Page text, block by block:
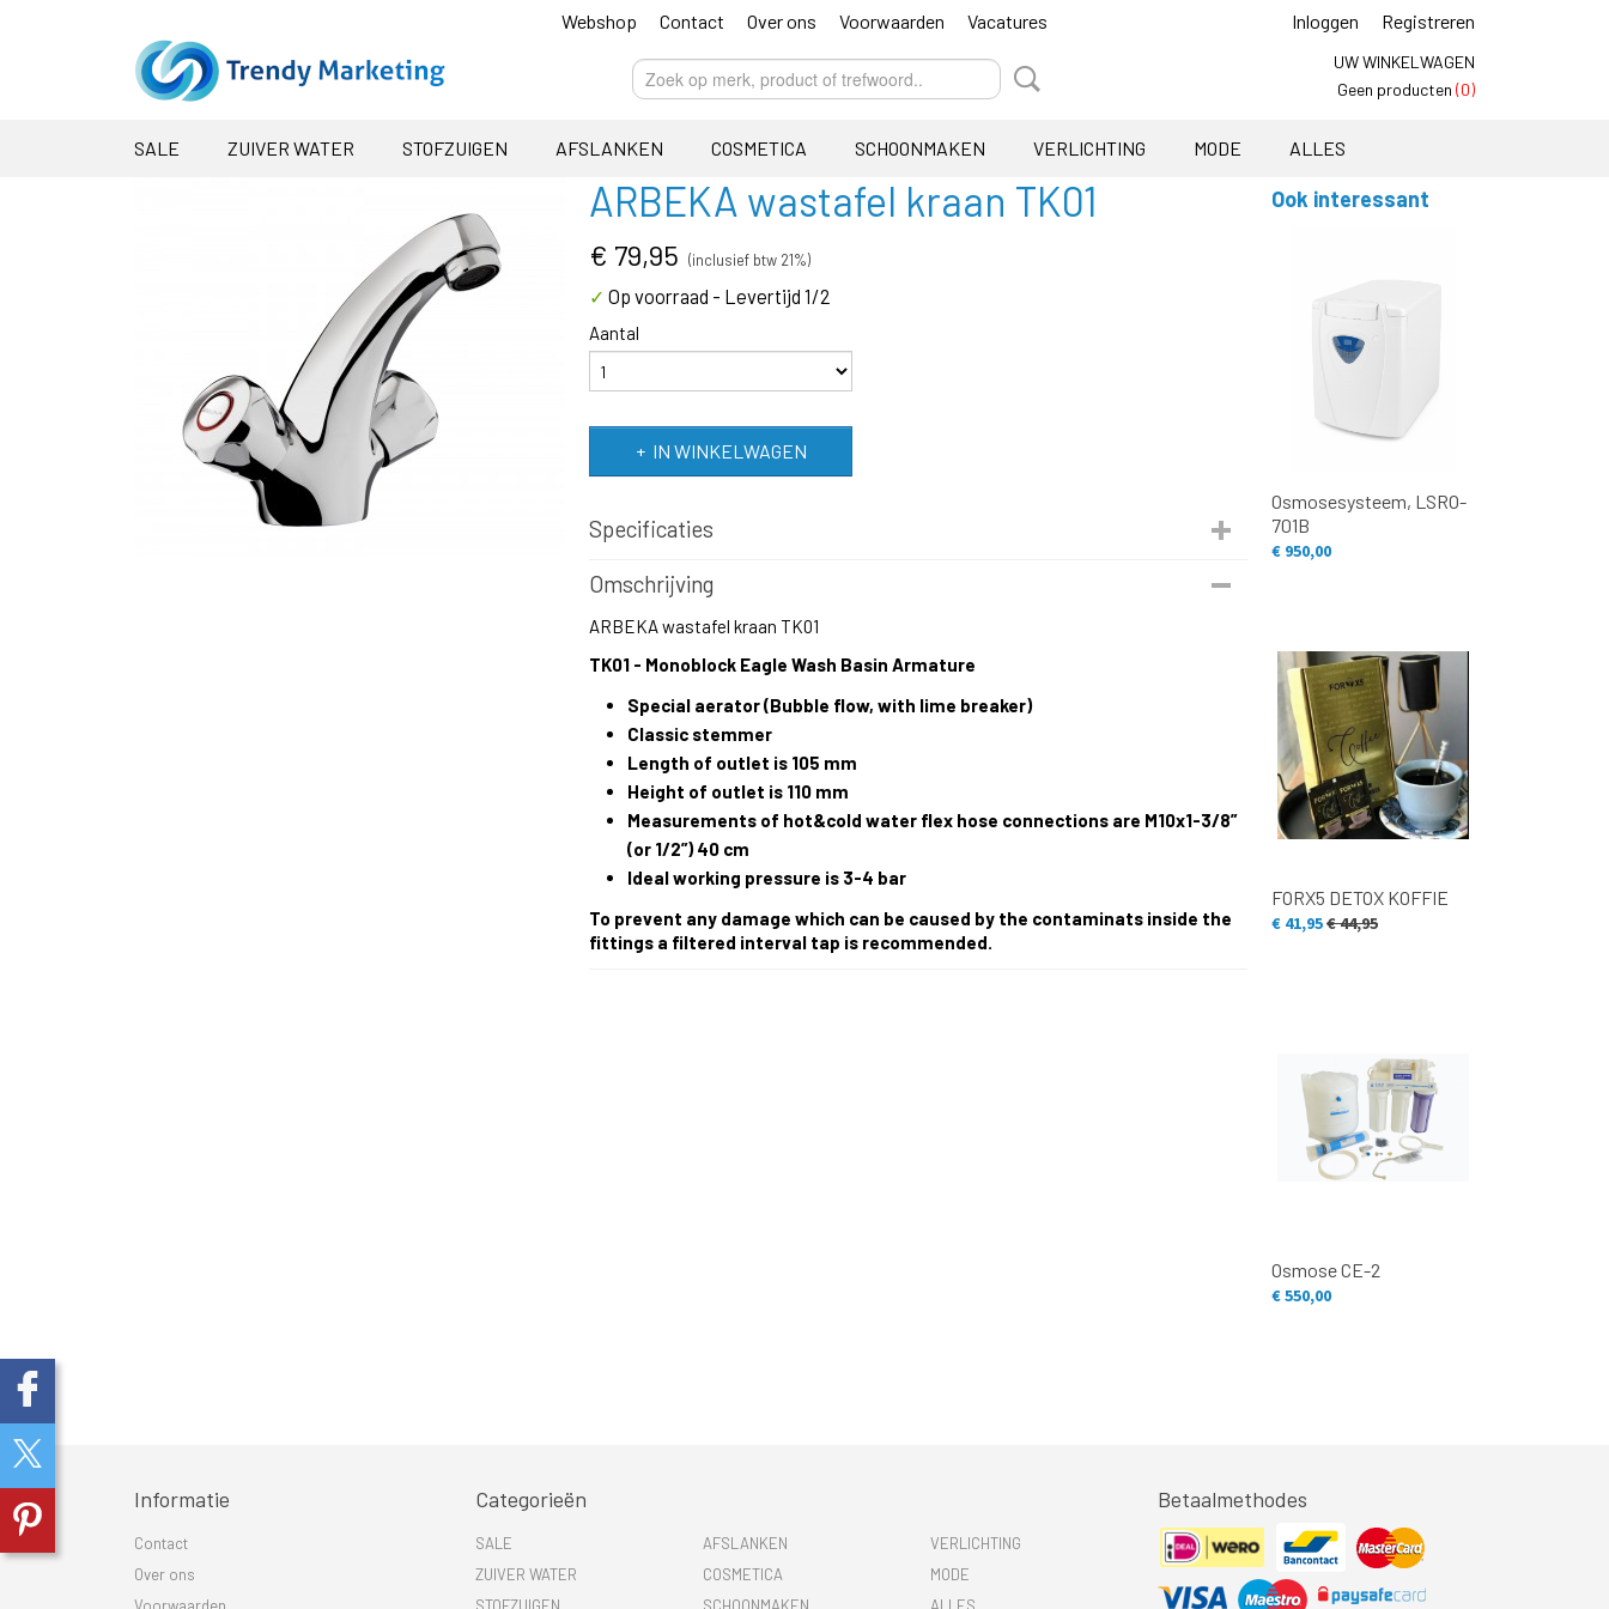
Webshop Contact Over ons Voorwaarden Vacatures Inloggen Registreren
UW WINKELWAGEN
Geen producten (0)
SALE ZUIVER WATER STOFZUIGEN AFSLANKEN COSMETICA SCHOONMAKEN VERLICHTING MODE ALLES
ARBEKA wastafel kraan TK01
€ 79,95 (inclusief btw 21%)
✓ Op voorraad - Levertijd 1/2
Aantal
IN WINKELWAGEN
Specificaties
EAN code
Productcode leverancier
Bruto gewicht
1,14 Kg
Afmetingen (l,b,h)
21 x 16 x 10 cm
Omschrijving
ARBEKA wastafel kraan TK01
TK01 - Monoblock Eagle Wash Basin Armature
Special aerator (Bubble flow, with lime breaker)
Classic stemmer
Length of outlet is 105 mm
Height of outlet is 110 mm
Measurements of hot&cold water flex hose connections are M10x1-3/8”
(or 1/2”) 40 cm
Ideal working pressure is 3-4 bar
To prevent any damage which can be caused by the contaminats inside the
fittings a filtered interval tap is recommended.
Ook interessant
Osmosesysteem, LSRO-
701B
€ 950,00
FORX5 DETOX KOFFIE
€ 41,95€ 44,95
Osmose CE-2
€ 550,00
Informatie
Contact
Over ons
Categorieën
SALE
ZUIVER WATER
AFSLANKEN
COSMETICA
VERLICHTING
MODE
Betaalmethodes